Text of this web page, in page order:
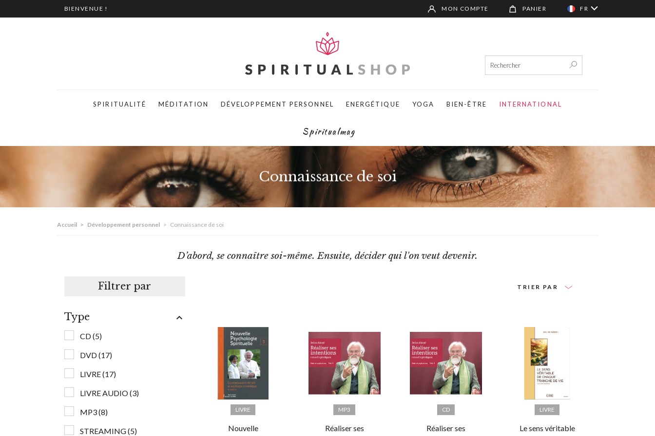
BIENVENUE ! MON COMPTE PANIER FR
SPIRITUALITÉ MÉDITATION DÉVELOPPEMENT PERSONNEL ENERGÉTIQUE YOGA BIEN-ÊTRE INTERNATIONAL
Spiritualmag
Connaissance de soi
Accueil > Développement personnel > Connaissance de soi
D’abord, se connaître soi-même. Ensuite, décider qui l'on veut devenir.
Filtrer par
Type 
CD(5)
DVD(17)
LIVRE(17)
LIVRE AUDIO(3)
MP3(8)
STREAMING(5)
TRIER PAR
LIVRE
Nouvelle
MP3
Réaliser ses
CD
Réaliser ses
LIVRE
Le sens véritable